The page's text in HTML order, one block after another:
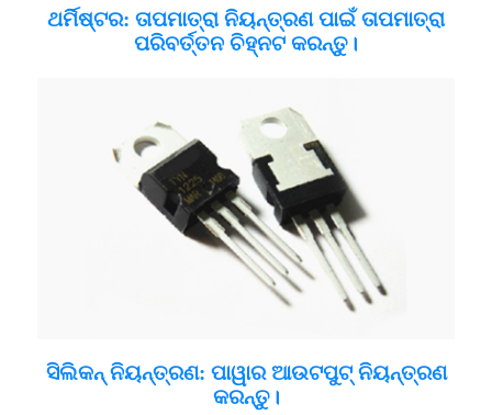
ଥର୍ମିଷ୍ଟର: ତାପମାତ୍ରା ନିୟନ୍ତ୍ରଣ ପାଇଁ ତାପମାତ୍ରା
ପରିବର୍ତ୍ତନ ଚିହ୍ନଟ କରନ୍ତୁ।
ସିଲିକନ୍ ନିୟନ୍ତ୍ରଣ: ପାୱାର ଆଉଟପୁଟ୍ ନିୟନ୍ତ୍ରଣ
କରନ୍ତୁ।